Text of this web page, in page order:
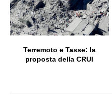
Terremoto e Tasse: la
proposta della CRUI